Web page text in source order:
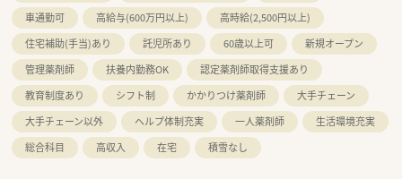
車通勤可
高給与(600万円以上)
高時給(2,500円以上)
住宅補助(手当)あり
託児所あり 60歳以上可
新規オープン
管理薬剤師
扶養内勤務OK
認定薬剤師取得支援あり
教育制度あり
シフト制 かかりつけ薬剤師
大手チェーン
大手チェーン以外
ヘルプ体制充実 一人薬剤師
生活環境充実
総合科目
高収入 在宅 積雪なし